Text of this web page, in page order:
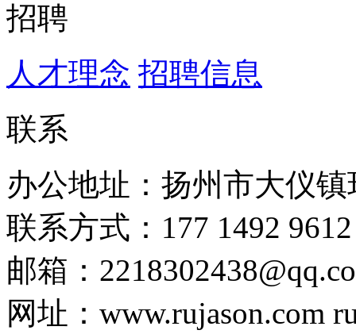
招聘
人才理念 招聘信息
联系
办公地址：扬州市大仪
联系方式：177 1492 9612
邮箱：
网址：www.rujason.com